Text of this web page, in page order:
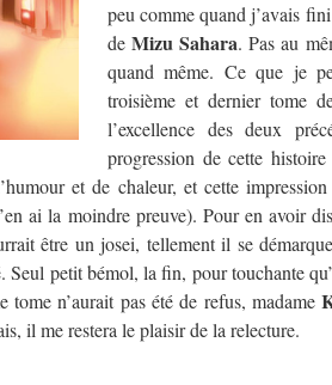
peu comme quand j’avais
deMizu Sahara. Pas au
quand même. Ce que je
troisième et dernier tome
l’excellence des deux
progression de cette
et de chaleur, et cette
ai la moindre preuve). Pour en avoir
être un josei, tellement il se
Seul petit bémol, la fin, pour touchante
tome n’aurait pas été de refus, madame
il me restera le plaisir de la relecture.